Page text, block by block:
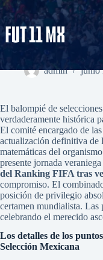
Saltar
al
contenido
México entra al Top 10
República Checa en el
admin junio
El balompié de
verdaderamente histórica
El comité encargado de
actualización definitiva de
matemáticas del
presente jornada
del Ranking FIFA tras
compromiso. El
posición de privilegio
certamen mundialista. Las
celebrando el merecido
Los detalles de los
Selección Mexicana